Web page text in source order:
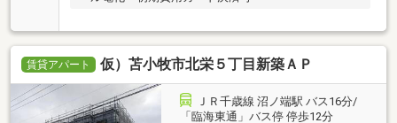
賃貸アパート 仮）苫小牧市北栄５丁目新築ＡＰ
ＪＲ千歳線 沼ノ端駅 バス16分/
「臨海東通」バス停 停歩12分